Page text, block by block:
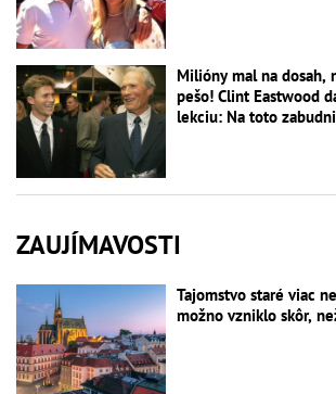
Milióny mal na dosah,
pešo! Clint Eastwood
lekciu: Na toto zabudni
ZAUJÍMAVOSTI
Tajomstvo staré viac
možno vzniklo skôr,